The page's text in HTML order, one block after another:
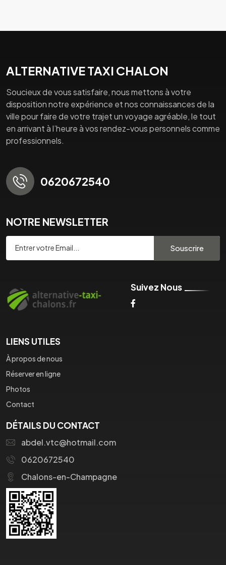
ALTERNATIVE TAXI CHALON
Soucieux de vous satisfaire, nous mettons à votre
disposition notre expérience et nos connaissances de la
ville pour faire de votre trajet un voyage agréable, le tout
en arrivant à l’heure à vos rendez-vous personnels comme
professionnels.
0620672540
NOTRE NEWSLETTER
Souscrire
Suivez Nous
LIENS UTILES
À propos de nous
Réserver en ligne
Photos
Contact
DÉTAILS DU CONTACT
abdel.vtc@hotmail.com
0620672540
Chalons-en-Champagne